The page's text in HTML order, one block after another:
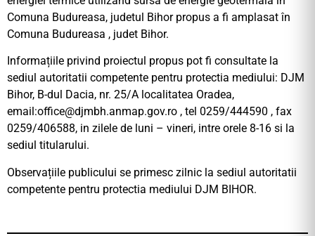
Comuna Budureasa, judetul Bihor propus a fi amplasat în
Comuna Budureasa , judet Bihor.
Informațiile privind proiectul propus pot fi consultate la
sediul autoritatii competente pentru protectia mediului: DJM
Bihor, B-dul Dacia, nr. 25/A localitatea Oradea,
email:office@djmbh.anmap.gov.ro , tel 0259/444590 , fax
0259/406588, in zilele de luni – vineri, intre orele 8-16 si la
sediul titularului.
Observațiile publicului se primesc zilnic la sediul autoritatii
competente pentru protectia mediului DJM BIHOR.